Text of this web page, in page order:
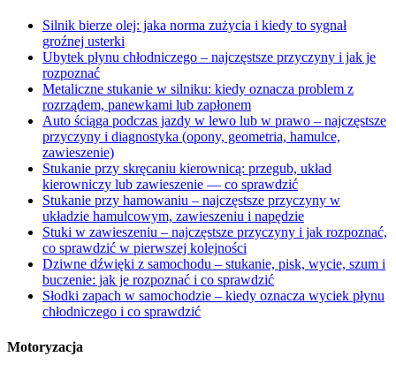
Silnik bierze olej: jaka norma zużycia i kiedy to sygnał
groźnej usterki
Ubytek płynu chłodniczego – najczęstsze przyczyny i jak je
rozpoznać
Metaliczne stukanie w silniku: kiedy oznacza problem z
rozrządem, panewkami lub zapłonem
Auto ściąga podczas jazdy w lewo lub w prawo – najczęstsze
przyczyny i diagnostyka (opony, geometria, hamulce,
zawieszenie)
Stukanie przy skręcaniu kierownicą: przegub, układ
kierowniczy lub zawieszenie — co sprawdzić
Stukanie przy hamowaniu – najczęstsze przyczyny w
układzie hamulcowym, zawieszeniu i napędzie
Stuki w zawieszeniu – najczęstsze przyczyny i jak rozpoznać,
co sprawdzić w pierwszej kolejności
Dziwne dźwięki z samochodu – stukanie, pisk, wycie, szum i
buczenie: jak je rozpoznać i co sprawdzić
Słodki zapach w samochodzie – kiedy oznacza wyciek płynu
chłodniczego i co sprawdzić
Motoryzacja